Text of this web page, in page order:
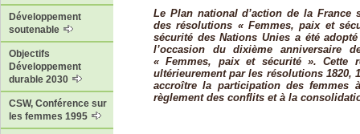
Développement
soutenable
Objectifs
Développement
durable 2030
CSW, Conférence sur
les femmes 1995
Le Plan national d’action de la
des résolutions « Femmes, paix et
sécurité des Nations Unies a été
l’occasion du dixième anniversaire
« Femmes, paix et sécurité ». Cette
ultérieurement par les résolutions 1820,
accroître la participation des femmes
règlement des conflits et à la